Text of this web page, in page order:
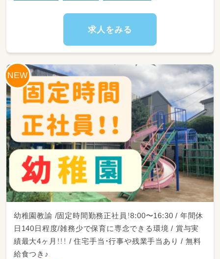
求人をみる
幼稚園教諭 /固定時間勤務正社員！8:00〜16:30 / 年間休
日140日程度/雑務少で保育に専念できる環境 / 賞与実
績最大4ヶ月！！！ / 住宅手当・行事や残業手当あり / 無料
給食つき♪